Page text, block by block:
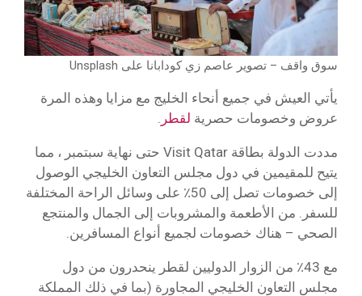
سوق واقف – تصوير عاصم زي كودابانا على Unsplash
يأتي العيش في جميع أنحاء الخليج مع مزايا وهذه المرة
عروض وخصومات حصرية لقطر .
مددت الدولة بطاقة Visit Qatar حتى نهاية سبتمبر ، مما
يتيح للمقيمين في دول مجلس التعاون الخليجي الوصول
إلى خصومات تصل إلى 50٪ على وسائل الراحة المختلفة
للسفر. من الأطعمة والمشروبات إلى الجمال والمنتجع
الصحي – هناك خصومات لجميع أنواع المسافرين.
مع 43٪ من الزوار الدوليين لقطر ينحدرون من دول
مجلس التعاون الخليجي المجاورة (بما في ذلك المملكة